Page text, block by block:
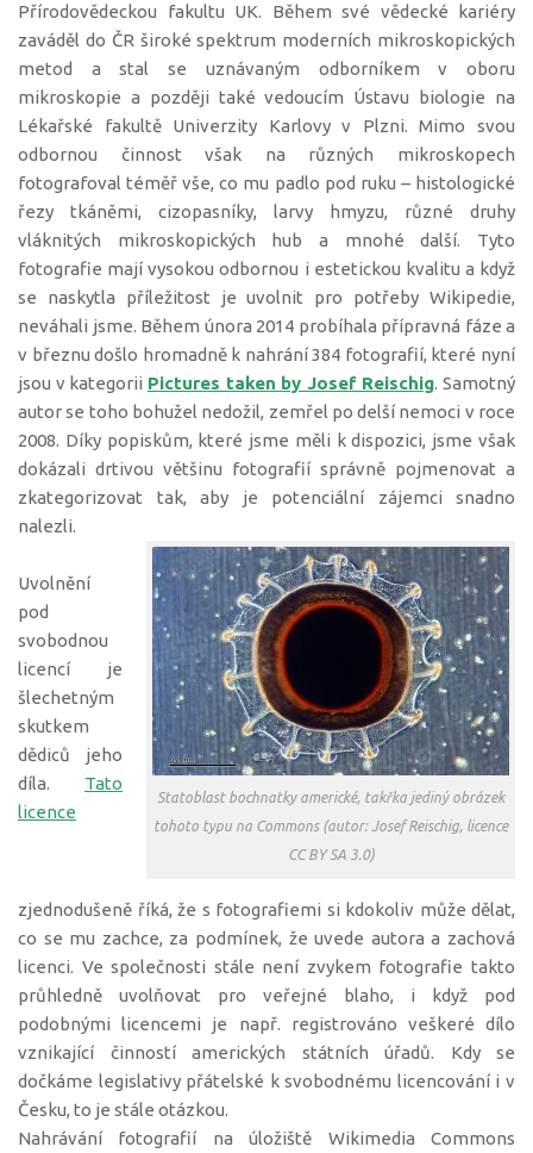
Přírodovědeckou fakultu UK. Během své vědecké kariéry
zaváděl do ČR široké spektrum moderních mikroskopických
metod a stal se uznávaným odborníkem v oboru
mikroskopie a později také vedoucím Ústavu biologie na
Lékařské fakultě Univerzity Karlovy v Plzni. Mimo svou
odbornou činnost však na různých mikroskopech
fotografoval téměř vše, co mu padlo pod ruku – histologické
řezy tkáněmi, cizopasníky, larvy hmyzu, různé druhy
vláknitých mikroskopických hub a mnohé další. Tyto
fotografie mají vysokou odbornou i estetickou kvalitu a když
se naskytla příležitost je uvolnit pro potřeby Wikipedie,
neváhali jsme. Během února 2014 probíhala přípravná fáze a
v březnu došlo hromadně k nahrání 384 fotografií, které nyní
jsou v kategorii Pictures taken by Josef Reischig. Samotný
autor se toho bohužel nedožil, zemřel po delší nemoci v roce
2008. Díky popiskům, které jsme měli k dispozici, jsme však
dokázali drtivou většinu fotografií správně pojmenovat a
zkategorizovat tak, aby je potenciální zájemci snadno
nalezli.
Statoblast bochnatky americké, takřka jediný obrázek
tohoto typu na Commons (autor: Josef Reischig, licence
CC BY SA 3.0)
Uvolnění
pod
svobodnou
licencí je
šlechetným
skutkem
dědiců jeho
díla. Tato
licence
zjednodušeně říká, že s fotografiemi si kdokoliv může dělat,
co se mu zachce, za podmínek, že uvede autora a zachová
licenci. Ve společnosti stále není zvykem fotografie takto
průhledně uvolňovat pro veřejné blaho, i když pod
podobnými licencemi je např. registrováno veškeré dílo
vznikající činností amerických státních úřadů. Kdy se
dočkáme legislativy přátelské k svobodnému licencování i v
Česku, to je stále otázkou.
Nahrávání fotografií na úložiště Wikimedia Commons